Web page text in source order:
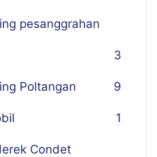
pesanggrahan
3
Poltangan 9
1
Condet